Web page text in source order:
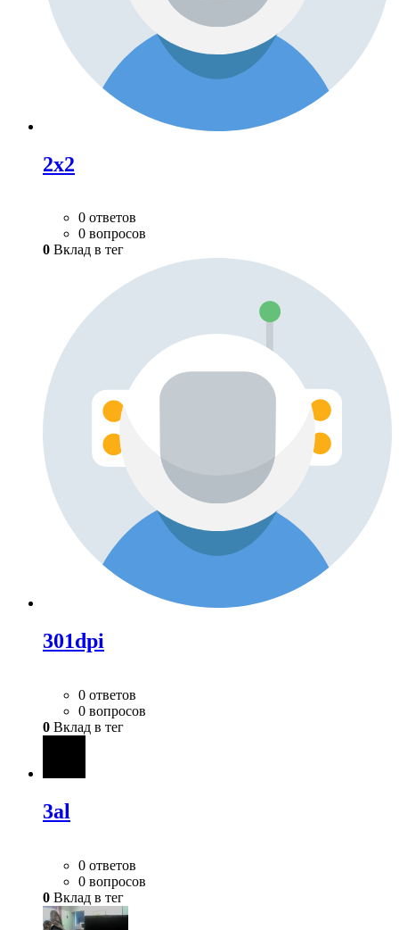
2x2
0 ответов
0 вопросов
0 Вклад в тег
301dpi
0 ответов
0 вопросов
0 Вклад в тег
3al
0 ответов
0 вопросов
0 Вклад в тег